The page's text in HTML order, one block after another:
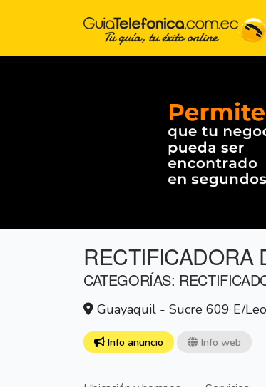
RECTIFICADORA
CATEGORÍAS:
Guayaquil - Sucre 609 E/
Info anuncio Info web